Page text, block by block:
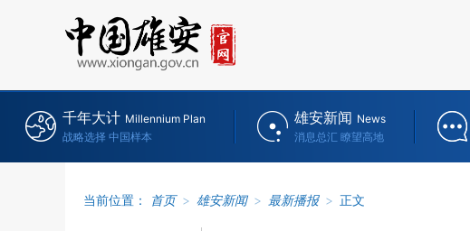
千年大计 Millennium Plan
战略选择 中国样本
雄安新闻 News
消息总汇 瞭望高地
当前位置： 首页 > 雄安新闻 > 最新播报 > 正文